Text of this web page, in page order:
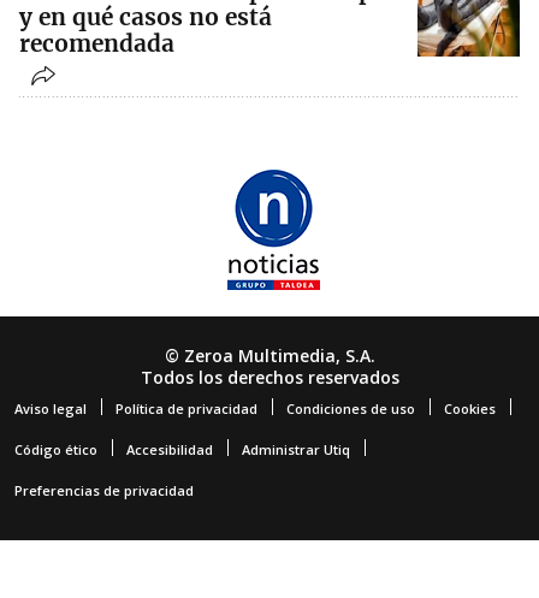
y en qué casos no está
recomendada
© Zeroa Multimedia, S.A.
Todos los derechos reservados
Aviso legal Política de privacidad Condiciones de uso Cookies
Código ético Accesibilidad Administrar Utiq
Preferencias de privacidad